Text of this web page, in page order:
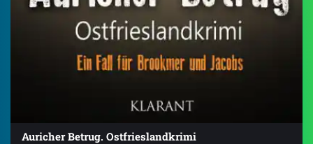
Auricher Betrug. Ostfrieslandkrimi